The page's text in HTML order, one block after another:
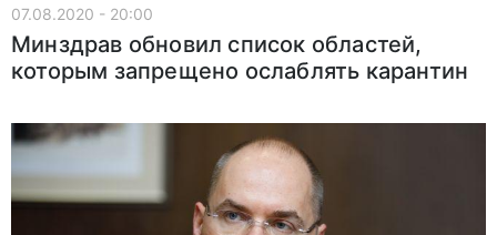
07.08.2020 - 20:00
Минздрав обновил список областей,
которым запрещено ослаблять карантин